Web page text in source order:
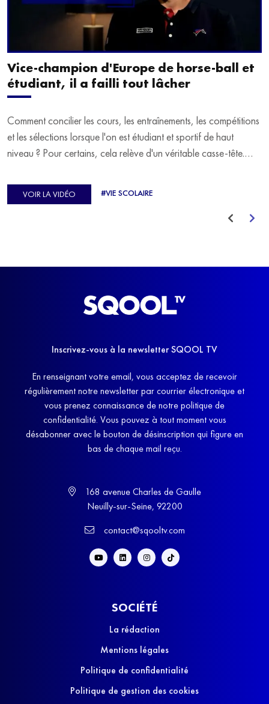
Vice-champion d'Europe de horse-ball et
étudiant, il a failli tout lâcher
Comment concilier les cours, les entraînements, les compétitions
et les sélections lorsque l'on est étudiant et sportif de haut
niveau ? Pour certains, cela relève d'un véritable casse-tête.
d'Europe de Horse-ball, qui a failli abandonner ses études
avant de trouver un nouvel équilibre.
VOIR LA VIDÉO #VIE SCOLAIRE
Inscrivez-vous à la newsletter SQOOL TV
En renseignant votre email, vous acceptez de recevoir
régulièrement notre newsletter par courrier électronique et
vous prenez connaissance de notre politique de
confidentialité. Vous pouvez à tout moment vous
désabonner avec le bouton de désinscription qui figure en
bas de chaque mail reçu.
168 avenue Charles de Gaulle
Neuilly-sur-Seine, 92200
contact@sqooltv.com
SOCIÉTÉ
La rédaction
Mentions légales
Politique de confidentialité
Politique de gestion des cookies